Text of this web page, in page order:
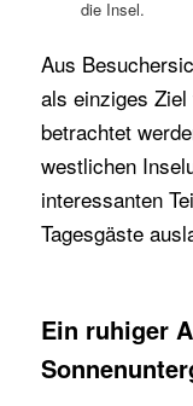
die Insel.
Aus
als einziges
betrachtet
westlichen
interessanten
Tagesgäste
Ein ruhiger